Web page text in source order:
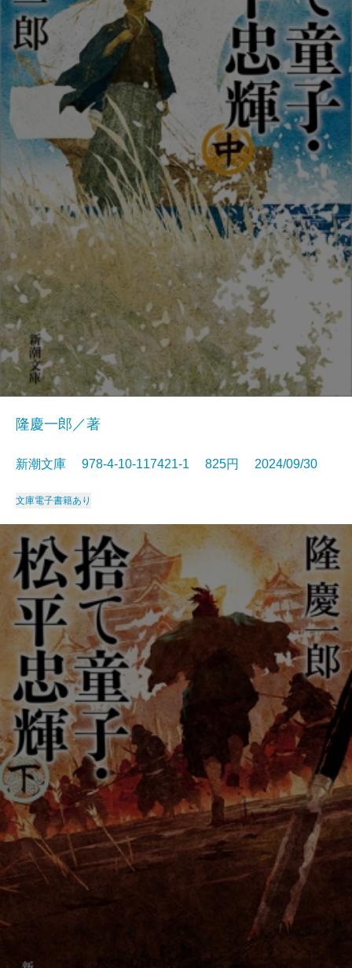
隆慶一郎／著
新潮文庫 978-4-10-117421-1 825円 2024/09/30
文庫電子書籍あり